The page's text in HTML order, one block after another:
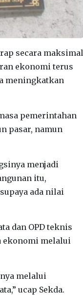
secara maksimal
ekonomi terus
meningkatkan
pemerintahan
pasar, namun
menjadi
itu,
ada nilai
dan OPD teknis
ekonomi melalui
melalui
ucap Sekda.